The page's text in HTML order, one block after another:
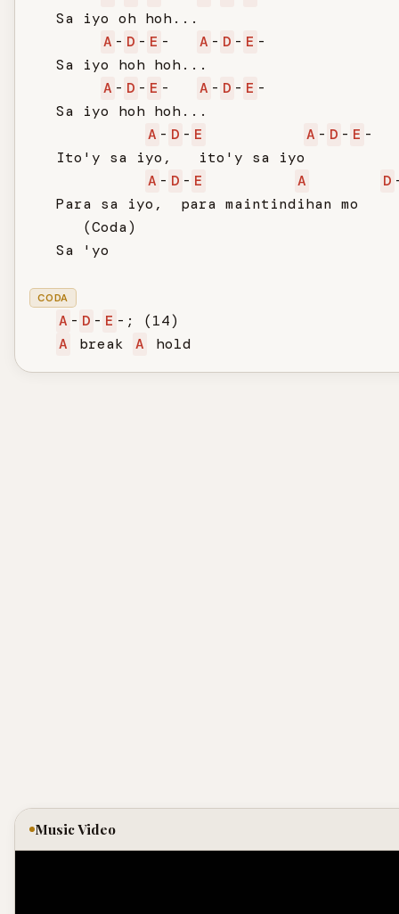
   Sa iyo oh hoh...
A - D - E - A - D - E -
   Sa iyo hoh hoh...
A - D - E - A - D - E -
   Sa iyo hoh hoh...
A - D - E A - D - E -
   Ito'y sa iyo,   ito'y sa iyo
A - D - E A D
   Para sa iyo,  para maintindihan mo
      (Coda)
   Sa 'yo
CODA
A - D - E -; (14)
A
break A hold
Music Video